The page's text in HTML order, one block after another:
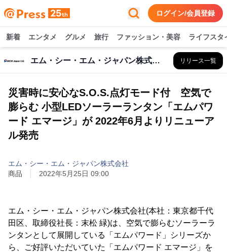
ログイン/会員登録
新着 エンタメ グルメ 旅行 ファッション・美容 ライフスタ
エム・シー・エム・ジャパン株式会社 リリース一覧
災害時に安心なS.O.S.点灯モード付 空気で
膨らむ 小型LEDソーラーランタン「エムパワ
ード エマージ」が 2022年6月よりリニューア
ル発売
エム・シー・エム・ジャパン株式会社
商品
2022年5月25日 09:00
エム・シー・エム・ジャパン株式会社(本社：東京都千代
田区、取締役社長：末松 緑)は、空気で膨らむソーラーラ
ンタンとして展開している「エムパワード」シリーズか
ら、ご好評いただいていた「エムパワード エマージ」を